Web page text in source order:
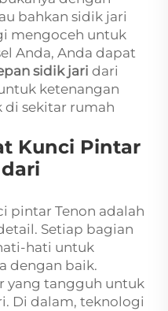
bahkan sidik jari
mengoceh untuk
Anda, Anda dapat
sidik jari dari
ketenangan
di sekitar rumah
Kunci Pintar
pintar Tenon adalah
Setiap bagian
hati untuk
dengan baik.
yang tangguh untuk
Di dalam, teknologi